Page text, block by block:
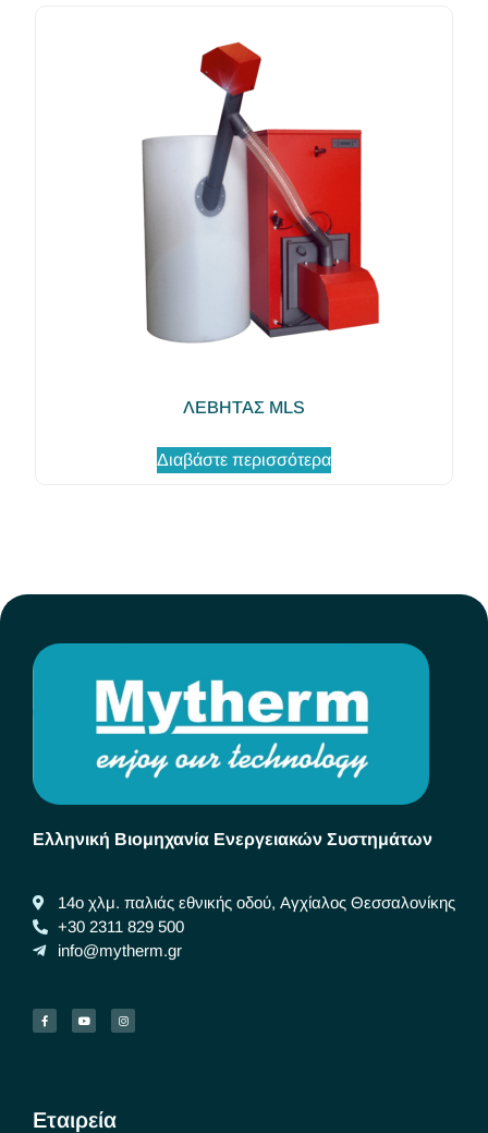
ΛΕΒΗΤΑΣ MLS
Διαβάστε περισσότερα
Ελληνική Βιομηχανία Ενεργειακών Συστημάτων
14ο χλμ. παλιάς εθνικής οδού, Αγχίαλος Θεσσαλονίκης
+30 2311 829 500
info@mytherm.gr
Εταιρεία